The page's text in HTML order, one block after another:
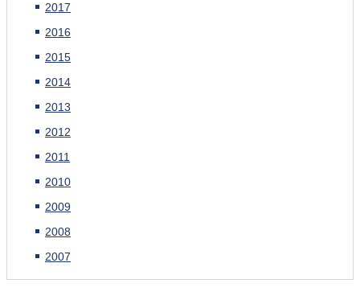
2017
2016
2015
2014
2013
2012
2011
2010
2009
2008
2007